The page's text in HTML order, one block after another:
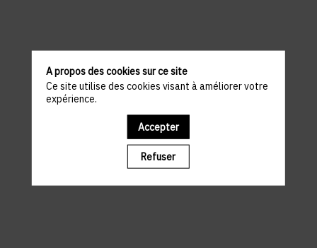
Il manque du contenu : rafraichissez votre navigateur
A propos des cookies sur ce site
Ce site utilise des cookies visant à améliorer votre
expérience.
Accepter
Refuser